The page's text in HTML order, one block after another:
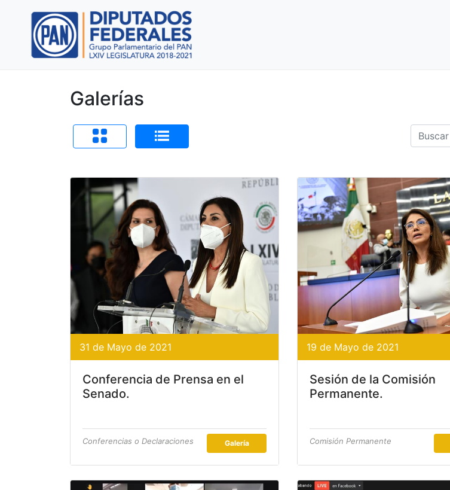
Galerías
31 de Mayo de 2021
Conferencia de Prensa en el
Senado.
Conferencias o Declaraciones Galería
19 de Mayo de 2021
Sesión de la Comisión
Permanente.
Comisión Permanente